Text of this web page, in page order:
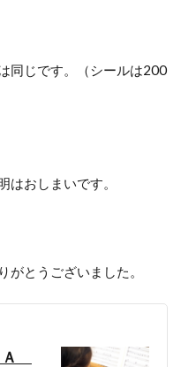
同じです。（シールは200
はおしまいです。
がとうございました。
Ａ